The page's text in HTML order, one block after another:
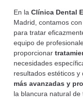
En la Clínica Dental
Madrid, contamos con
para tratar
equipo de
proporcionar
necesidades
resultados estéticos y
más avanzadas y
la blancura natural de